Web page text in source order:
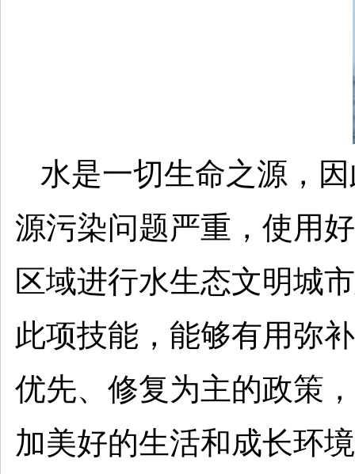
水是一切生命之源，
源污染问题严重，使用
区域进行水生态文明城
此项技能，能够有用弥
优先、修复为主的政策
加美好的生活和成长环